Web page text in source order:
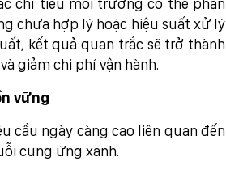
chỉ tiêu môi trường có thể phản
chưa hợp lý hoặc hiệu suất xử lý
kết quả quan trắc sẽ trở thành
giảm chi phí vận hành.
vững
cầu ngày càng cao liên quan đến
cung ứng xanh.